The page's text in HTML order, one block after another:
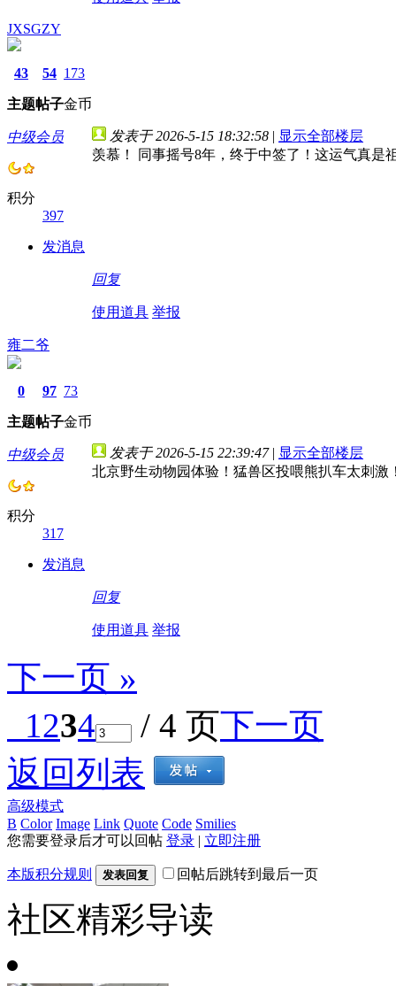
JXSGZY
43
主题
54
帖子
173
金币
中级会员
积分
397
发消息
发表于 2026-5-15 18:32:58 | 显示全部楼层
羡慕！ 同事摇号8年，终于中签了！这运气真
回复
使用道具 举报
雍二爷
0
主题
97
帖子
73
金币
中级会员
积分
317
发消息
发表于 2026-5-15 22:39:47 | 显示全部楼层
北京野生动物园体验！猛兽区投喂熊扒车太刺
回复
使用道具 举报
下一页 »
1234 / 4 页下一页
返回列表
高级模式
B Color Image Link Quote Code Smilies
您需要登录后才可以回帖 登录 | 立即注册
本版积分规则 发表回复 回帖后跳转到最后一页
社区精彩导读